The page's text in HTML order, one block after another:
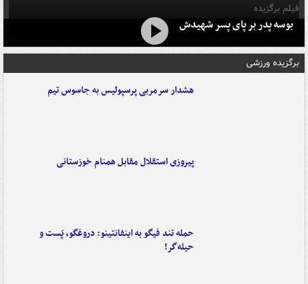
فیلم برگزیده
بوسه‌ پدر بر پای پسر شهیدش
برگزیده ورزشی
هشدار سرمربی پرسپولیس به جاسوس تیم
پیروزی استقلال مقابل همنام خوزستانی
حمله تند فیگو به اینفانتینو: دروغگو، پَست‌ و
حیله‌گر!